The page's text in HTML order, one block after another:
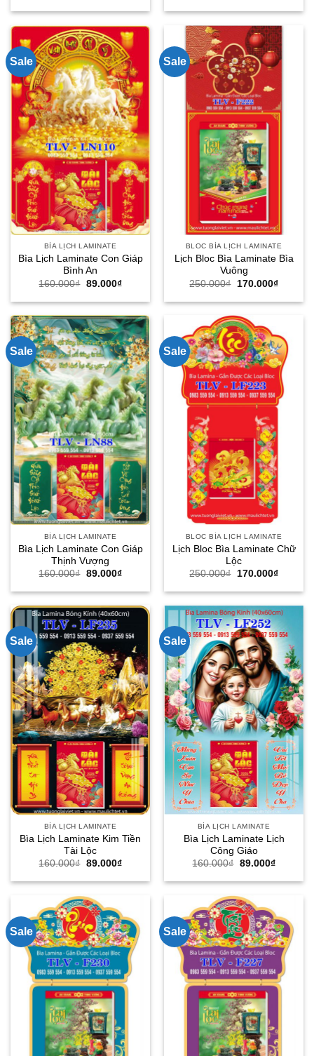
là:
tại
89.000₫.
là:
tại
89.000₫.
Sale
BÌA LỊCH LAMINATE
Bìa Lịch Laminate Con Giáp
Bình An
160.000₫ Giá
là:
89.000₫Giá
tại
89.000₫.
Sale
BLOC BÌA LỊCH LAMINATE
Lịch Bloc Bìa Laminate Bìa
Vuông
250.000₫
Giá
là:
170.000₫Giá
tại
Sale
BÌA LỊCH LAMINATE
Bìa Lịch Laminate Con Giáp
Thịnh Vượng
160.000₫ Giá
là:
89.000₫Giá
tại
89.000₫.
Sale
BLOC BÌA LỊCH LAMINATE
Lịch Bloc Bìa Laminate Chữ
Lộc
250.000₫
Giá
là:
170.000₫Giá
tại
Sale
BÌA LỊCH LAMINATE
Bìa Lịch Laminate Kim Tiền
Tài Lộc
160.000₫ Giá
là:
89.000₫Giá
tại
Sale
BÌA LỊCH LAMINATE
Bìa Lịch Laminate Lịch
Công Giáo
160.000₫ Giá
là:
89.000₫Giá
tại
Sale Sale